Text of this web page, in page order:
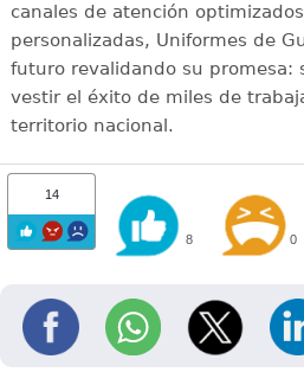
canales de atención
personalizadas, Uniformes de
futuro revalidando su promesa:
vestir el éxito de miles de
territorio nacional.
14
8 0